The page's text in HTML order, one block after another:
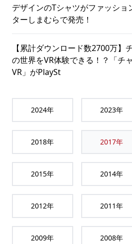
デザインのTシャツがファッショ
ターしまむらで発売！
【累計ダウンロード数2700万】
の世界をVR体験できる！？「チ
VR」がPlaySt
2024年 2023年
2018年 2017年
2015年 2014年
2012年 2011年
2009年 2008年